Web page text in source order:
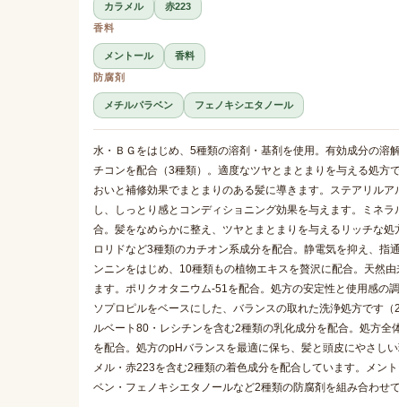
カラメル
赤223
香料
メントール
香料
防腐剤
メチルパラベン フェノキシエタノール
水・ＢＧをはじめ、5種類の溶剤・基剤を使用。有効成分の溶
チコンを配合（3種類）。適度なツヤとまとまりを与える処方
おいと補修効果でまとまりのある髪に導きます。ステアリル
し、しっとり感とコンディショニング効果を与えます。ミネ
合。髪をなめらかに整え、ツヤとまとまりを与えるリッチな
ロリドなど3種類のカチオン系成分を配合。静電気を抑え、
ンニンをはじめ、10種類もの植物エキスを贅沢に配合。天然
ます。ポリクオタニウム-51を配合。処方の安定性と使用感の
ソプロピルをベースにした、バランスの取れた洗浄処方です
ルベート80・レシチンを含む2種類の乳化成分を配合。処方
を配合。処方のpHバランスを最適に保ち、髪と頭皮にやさし
メル・赤223を含む2種類の着色成分を配合しています。メン
ベン・フェノキシエタノールなど2種類の防腐剤を組み合わせ